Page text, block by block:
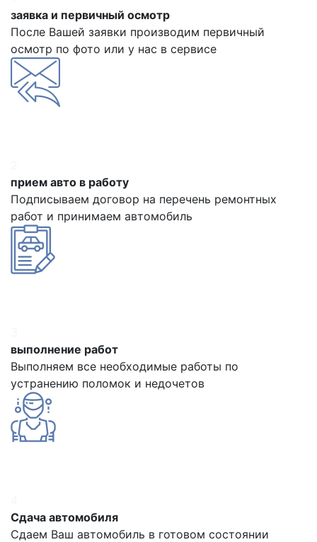
заявка и первичный осмотр
После Вашей заявки производим первичный
осмотр по фото или у нас в сервисе
прием авто в работу
Подписываем договор на перечень ремонтных
работ и принимаем автомобиль
выполнение работ
Выполняем все необходимые работы по
устранению поломок и недочетов
Сдача автомобиля
Сдаем Ваш автомобиль в готовом состоянии